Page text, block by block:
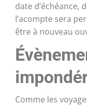
date d’échéance,
l’acompte sera
être à nouveau
Comme les